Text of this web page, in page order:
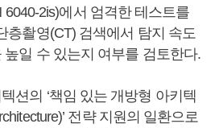
2is)에서 엄격한 테스트를
층촬영(CT) 검색에서 탐지 속도
일 수 있는지 여부를 검토한다.
션의 ‘책임 있는 개방형 아키텍
전략 지원의 일환으로